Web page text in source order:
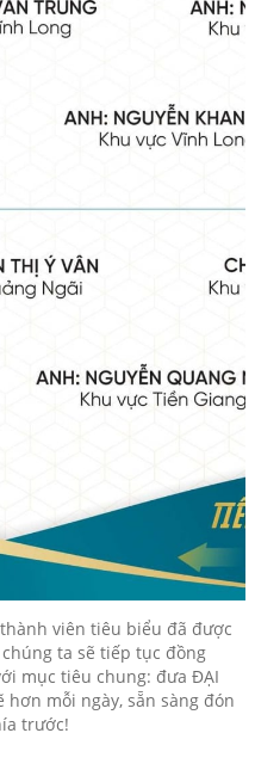
viên tiêu biểu đã được
ta sẽ tiếp tục đồng
mục tiêu chung: đưa ĐẠI
hơn mỗi ngày, sẵn sàng đón
trước!